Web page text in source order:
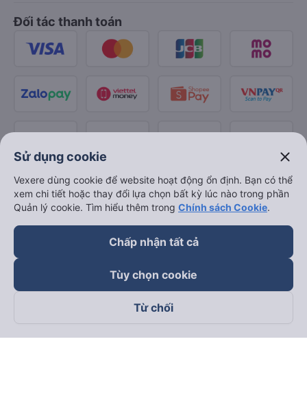
Đối tác thanh toán
Theo dõi chúng tôi trên
Sử dụng cookie close
Vexere dùng cookie để website hoạt động ổn định. Bạn có thể
xem chi tiết hoặc thay đổi lựa chọn bất kỳ lúc nào trong phần
Quản lý cookie. Tìm hiểu thêm trong Chính sách Cookie.
Chấp nhận tất cả
Tùy chọn cookie
Từ chối